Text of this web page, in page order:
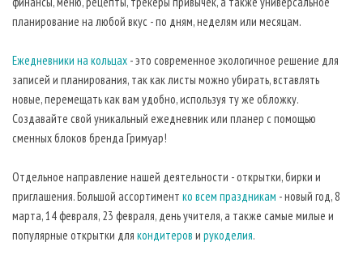
планирование на любой вкус - по дням, неделям или месяцам.
Ежедневники на кольцах - это современное экологичное решение для
записей и планирования, так как листы можно убирать, вставлять
новые, перемещать как вам удобно, используя ту же обложку.
Создавайте свой уникальный ежедневник или планер с помощью
сменных блоков бренда Гримуар!
Отдельное направление нашей деятельности - открытки, бирки и
приглашения. Большой ассортимент ко всем праздникам - новый год, 8
марта, 14 февраля, 23 февраля, день учителя, а также самые милые и
популярные открытки для кондитеров и рукоделия.